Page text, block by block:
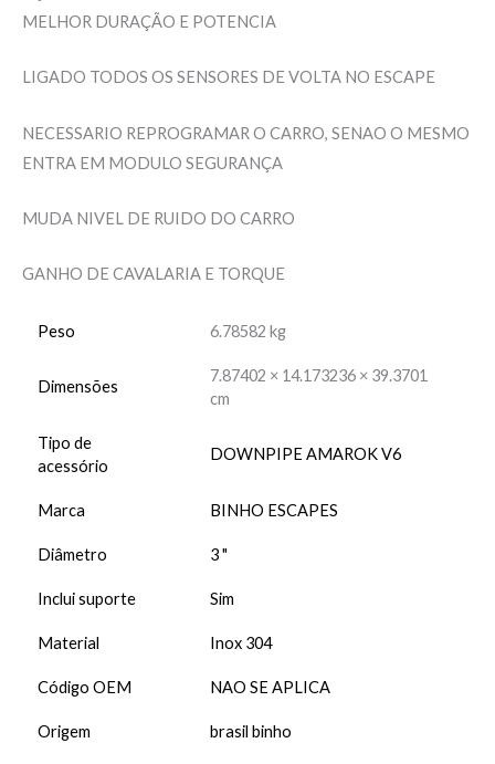
MELHOR DURAÇÃO E POTENCIA
LIGADO TODOS OS SENSORES DE VOLTA NO ESCAPE
NECESSARIO REPROGRAMAR O CARRO, SENAO O MESMO
ENTRA EM MODULO SEGURANÇA
MUDA NIVEL DE RUIDO DO CARRO
GANHO DE CAVALARIA E TORQUE
Peso 6.78582 kg
Dimensões
7.87402 × 14.173236 × 39.3701
cm
Tipo de
acessório
DOWNPIPE AMAROK V6
Marca BINHO ESCAPES
Diâmetro 3 "
Inclui suporte Sim
Material Inox 304
Código OEM NAO SE APLICA
Origem brasil binho